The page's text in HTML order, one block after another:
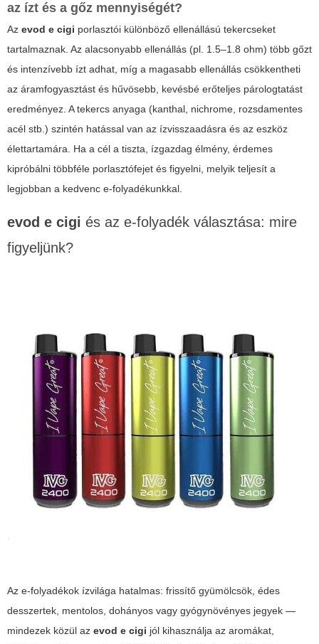
az ízt és a gőz mennyiségét?
Az evod e cigi porlasztói különböző ellenállású tekercseket
tartalmaznak. Az alacsonyabb ellenállás (pl. 1.5–1.8 ohm) több gőzt
és intenzívebb ízt adhat, míg a magasabb ellenállás csökkentheti
az áramfogyasztást és hűvösebb, kevésbé erőteljes párologtatást
eredményez. A tekercs anyaga (kanthal, nichrome, rozsdamentes
acél stb.) szintén hatással van az ízvisszaadásra és az eszköz
élettartamára. Ha a cél a tiszta, ízgazdag élmény, érdemes
kipróbálni többféle porlasztófejet és figyelni, melyik teljesít a
legjobban a kedvenc e-folyadékunkkal.
evod e cigi és az e-folyadék választása: mire
figyeljünk?
Az e-folyadékok ízvilága hatalmas: frissítő gyümölcsök, édes
desszertek, mentolos, dohányos vagy gyógynövényes jegyek —
mindezek közül az evod e cigi jól kihasználja az aromákat,